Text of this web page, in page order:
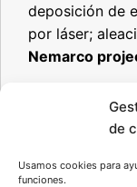
de
Usamos cookies para
funciones.
deposición de
por láser;
Nemarco
Acceder a